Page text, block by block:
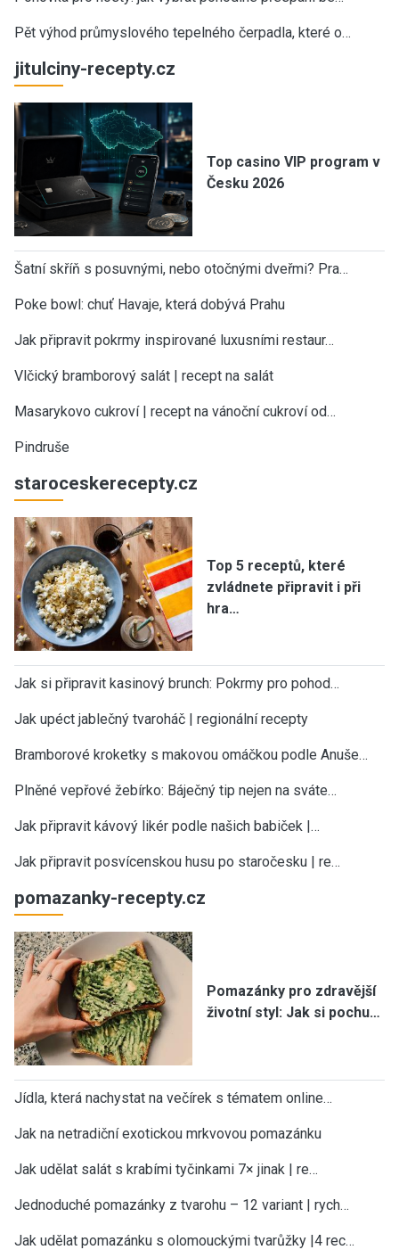
Pět výhod průmyslového tepelného čerpadla, které o…
jitulciny-recepty.cz
Top casino VIP program v
Česku 2026
Šatní skříň s posuvnými, nebo otočnými dveřmi? Pra…
Poke bowl: chuť Havaje, která dobývá Prahu
Jak připravit pokrmy inspirované luxusními restaur…
Vlčický bramborový salát | recept na salát
Masarykovo cukroví | recept na vánoční cukroví od…
Pindruše
staroceskerecepty.cz
Top 5 receptů, které
zvládnete připravit i při
hra…
Jak si připravit kasinový brunch: Pokrmy pro pohod…
Jak upéct jablečný tvaroháč | regionální recepty
Bramborové kroketky s makovou omáčkou podle Anuše…
Plněné vepřové žebírko: Báječný tip nejen na sváte…
Jak připravit kávový likér podle našich babiček |…
Jak připravit posvícenskou husu po staročesku | re…
pomazanky-recepty.cz
Pomazánky pro zdravější
životní styl: Jak si pochu…
Jídla, která nachystat na večírek s tématem online…
Jak na netradiční exotickou mrkvovou pomazánku
Jak udělat salát s krabími tyčinkami 7× jinak | re…
Jednoduché pomazánky z tvarohu – 12 variant | rych…
Jak udělat pomazánku s olomouckými tvarůžky |4 rec…